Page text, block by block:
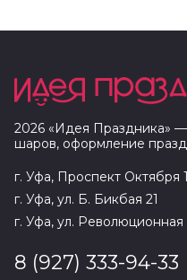
2026 «Идея Праздника» —
шаров, оформление
г. Уфа, Проспект Октября
г. Уфа, ул. Б. Бикбая 21
г. Уфа, ул. Революционная
8 (927) 333-94-33